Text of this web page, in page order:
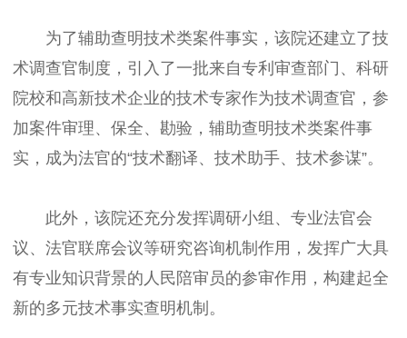
为了辅助查明技术类案件事实，该院还建立了技
术调查官制度，引入了一批来自专利审查部门、科研
院校和高新技术企业的技术专家作为技术调查官，参
加案件审理、保全、勘验，辅助查明技术类案件事
实，成为法官的“技术翻译、技术助手、技术参谋”。
此外，该院还充分发挥调研小组、专业法官会
议、法官联席会议等研究咨询机制作用，发挥广大具
有专业知识背景的人民陪审员的参审作用，构建起全
新的多元技术事实查明机制。